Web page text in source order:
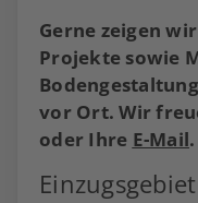
Gerne zeigen
Projekte sowie
vor Ort. Wir
oder Ihre E-Mail.
Einzugsgebiet